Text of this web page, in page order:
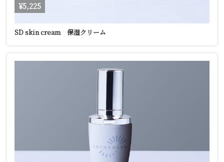
¥5,225
SD skin cream 保湿クリーム